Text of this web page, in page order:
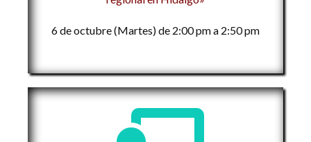
6 de octubre (Martes) de 2:00 pm a 2:50 pm